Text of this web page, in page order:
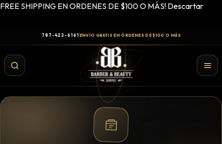
FREE SHIPPING EN ORDENES DE $100 O MÁS! Descartar
787-422-6161 ENVÍO GRATIS EN ÓRDENES DE $100 O MÁS